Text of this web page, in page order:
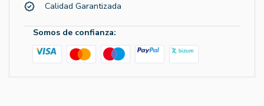
Calidad Garantizada
Somos de confianza: